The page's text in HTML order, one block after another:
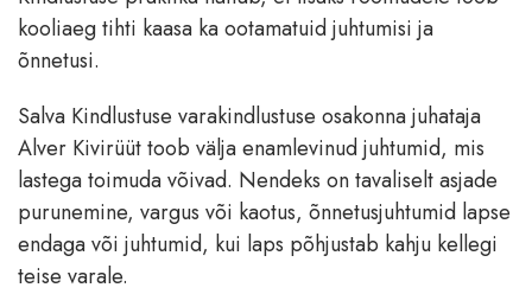
kooliaeg tihti kaasa ka ootamatuid juhtumisi ja
õnnetusi.
Salva Kindlustuse varakindlustuse osakonna juhataja
Alver Kivirüüt toob välja enamlevinud juhtumid, mis
lastega toimuda võivad. Nendeks on tavaliselt asjade
purunemine, vargus või kaotus, õnnetusjuhtumid lapse
endaga või juhtumid, kui laps põhjustab kahju kellegi
teise varale.